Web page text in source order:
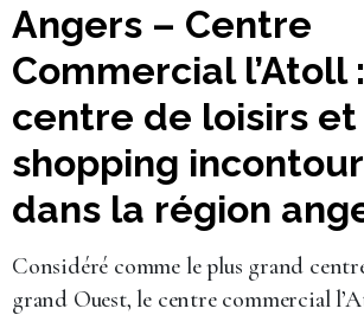
Angers – Centre
Commercial l’Atoll
centre de loisirs
shopping
dans la région
Considéré comme le plus grand
grand Ouest, le centre commercial